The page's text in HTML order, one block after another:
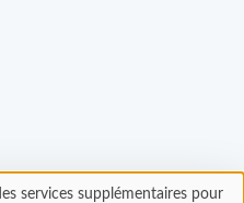
services supplémentaires pour